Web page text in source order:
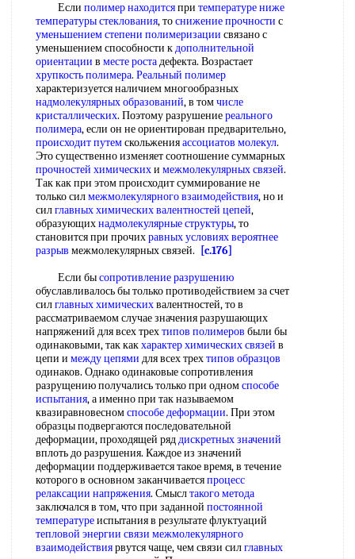
Если полимер находитсяпри температуре ниже
температуры стеклования, тоснижение прочности с
уменьшением степени полимеризации связано с
уменьшением способности кдополнительной
ориентации в месте ростадефекта. Возрастает
хрупкость полимера. Реальный полимер
характеризуется наличием многообразных
надмолекулярных образований, в томчисле
кристаллических. Поэтому разрушениереального
полимера, если он не ориентирован предварительно,
происходит путемскольженияассоциатов молекул.
Это существенно изменяет соотношение суммарных
прочностей химическихи межмолекулярных связей.
Так как при этом происходит суммирование не
только силмежмолекулярного взаимодействия, но и
силглавных химическихвалентностей цепей,
образующихнадмолекулярные структуры, то
становится при прочихравных условияхвероятнее
разрыв межмолекулярных связей.
[c.176]
Если бысопротивление разрушению
обуславливалось бы только противодействием за счет
силглавных химическихвалентностей, то в
рассматриваемом случае значения разрушающих
напряжений для всех трехтипов полимеров были бы
одинаковыми, так какхарактер химических связей в
цепи и между цепями для всех трехтипов образцов
одинаков. Однако одинаковые сопротивления
разрущению получались только при одномспособе
испытания, а именно при так называемом
квазиравновесномспособе деформации. При этом
образцы подвергаются последовательной
деформации, проходящей ряддискретных значений
вплоть до разрушения. Каждое из значений
деформации поддерживается такое время, в течение
которого в основном заканчиваетсяпроцесс
релаксации напряжения. Смыслтакого метода
заключался в том, что при заданной постоянной
температуреиспытания в результате флуктуаций
тепловой энергии связи межмолекулярного
взаимодействиярвутся чаще, чем связи силглавных